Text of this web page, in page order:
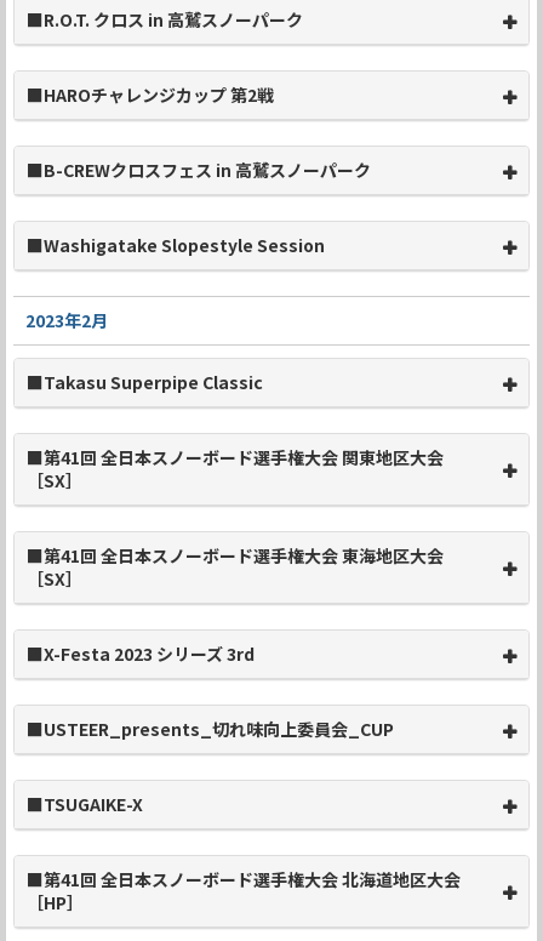
■R.O.T. クロス in 高鷲スノーパーク
■HAROチャレンジカップ 第2戦
■B-CREWクロスフェス in 高鷲スノーパーク
■Washigatake Slopestyle Session
2023年2月
■Takasu Superpipe Classic
■第41回 全日本スノーボード選手権大会 関東地区大会
［SX］
■第41回 全日本スノーボード選手権大会 東海地区大会
［SX］
■X-Festa 2023 シリーズ 3rd
■USTEER_presents_切れ味向上委員会_CUP
■TSUGAIKE-X
■第41回 全日本スノーボード選手権大会 北海道地区大会
［HP］